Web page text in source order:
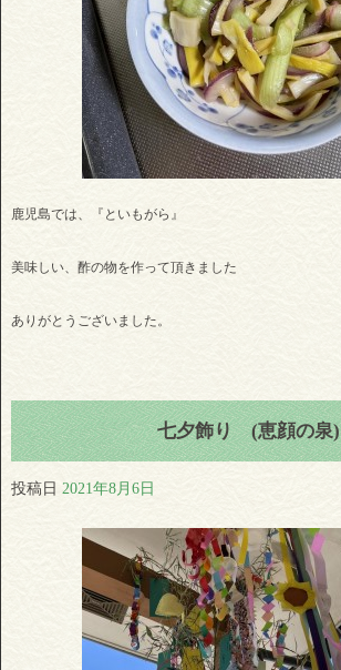
鹿児島では、『といもがら』
美味しい、酢の物を作って頂きました
ありがとうございました。
七夕飾り (恵顔の泉)
投稿日 2021年8月6日